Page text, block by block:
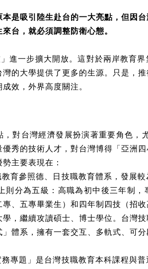
是吸引陸生赴台的一大亮點，但因
台，就必須調整防衛心態。
進一步擴大開放。這對於兩岸教育
的大學提供了更多的生源。只是，
效，外界高度關注。
對台灣經濟發展扮演著重要角色，
秀的技術人才，對台灣博得「亞洲
主要表現在：
教育參照德、日技職教育體系，發展
則分為五級：高職為初中後三年制
、五專畢業生）和四年制四技（招
，繼續攻讀碩士、博士學位。台灣
體系，擁有一套交互、多軌式、可
務專題」是台灣技職教育本科課程與